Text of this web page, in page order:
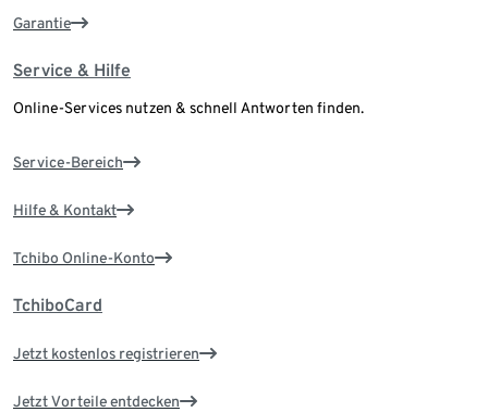
Garantie
Service & Hilfe
Online-Services nutzen & schnell Antworten finden.
Service-Bereich
Hilfe & Kontakt
Tchibo Online-Konto
TchiboCard
Jetzt kostenlos registrieren
Jetzt Vorteile entdecken